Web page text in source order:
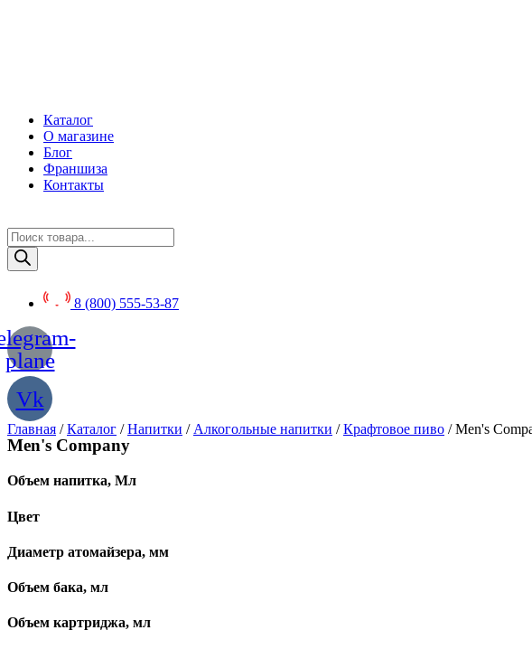
Каталог
О магазине
Блог
Франшиза
Контакты
Поиск
товаров
8 (800) 555-53-87
plane
Vk
Главная /Каталог /Напитки / Алкогольные напитки /Крафтовое пиво / Men's
Men's Company
Объем напитка, Мл
Цвет
Диаметр атомайзера, мм
Объем бака, мл
Объем картриджа, мл